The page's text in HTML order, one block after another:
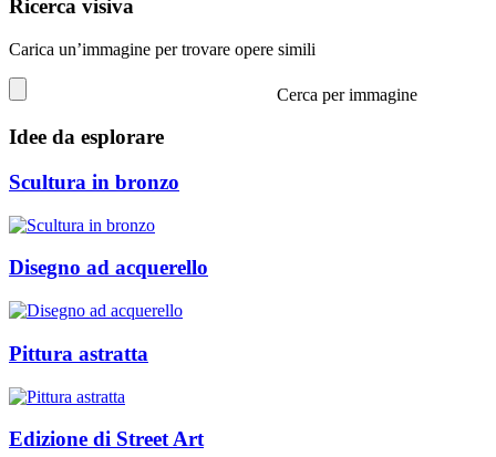
Ricerca visiva
Carica un’immagine per trovare opere simili
Cerca per immagine
Idee da esplorare
Scultura in bronzo
Disegno ad acquerello
Pittura astratta
Edizione di Street Art